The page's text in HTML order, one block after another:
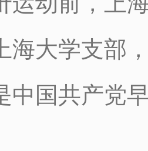
海大学支部
中国共产党